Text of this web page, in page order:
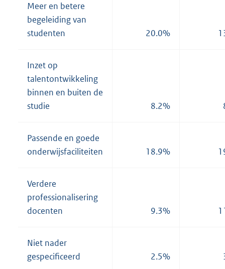
Meer en betere
begeleiding van
studenten
20.0%
Inzet op
talentontwikkeling
binnen en buiten de
studie
8.2%
Passende en goede
onderwijsfaciliteiten
18.9%
Verdere
professionalisering
docenten
9.3%
Niet nader
gespecificeerd
2.5%